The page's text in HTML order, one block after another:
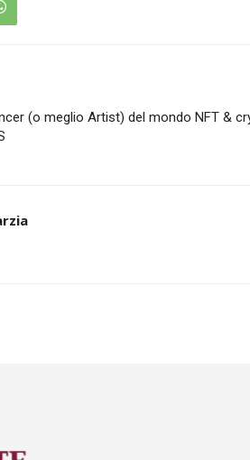
(o meglio Artist) del mondo NFT &